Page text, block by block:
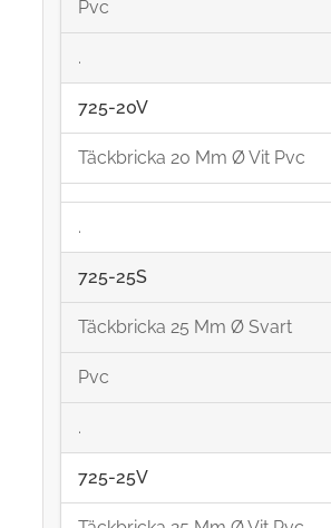
Pvc
.
725-20V
Täckbricka 20 Mm Ø Vit Pvc
.
725-25S
Täckbricka 25 Mm Ø Svart
Pvc
.
725-25V